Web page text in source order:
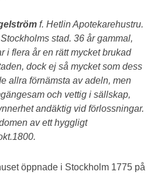
f. Hetlin Apotekarehustru.
stad. 36 år gammal,
i flera år en rätt mycket brukad
dock ej så mycket som dess
allra förnämsta av adeln, men
och vettig i sällskap,
andäktig vid förlossningar.
av ett hyggligt
öppnade i Stockholm 1775 på